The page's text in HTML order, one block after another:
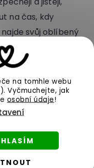
na tomhle webu
Vyčmuchejte, jak
osobní údaje!
na čas, kdy
svůj oblíbený